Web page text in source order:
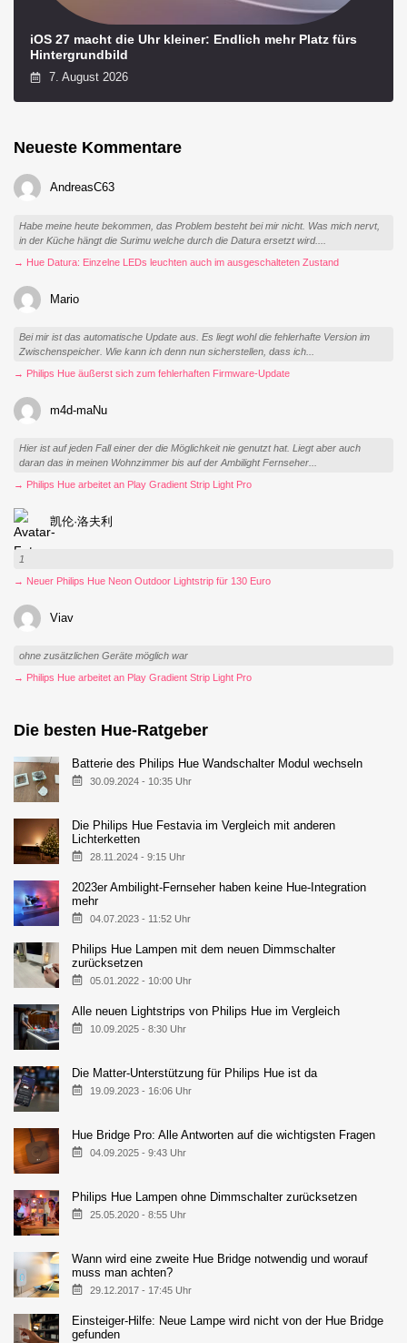
iOS 27 macht die Uhr kleiner: Endlich mehr Platz fürs
Hintergrundbild
7. August 2026
Neueste Kommentare
AndreasC63
Habe meine heute bekommen, das Problem besteht bei mir nicht. Was mich nervt,
in der Küche hängt die Surimu welche durch die Datura ersetzt wird....
→ Hue Datura: Einzelne LEDs leuchten auch im ausgeschalteten Zustand
Mario
Bei mir ist das automatische Update aus. Es liegt wohl die fehlerhafte Version im
Zwischenspeicher. Wie kann ich denn nun sicherstellen, dass ich...
→ Philips Hue äußerst sich zum fehlerhaften Firmware-Update
m4d-maNu
Hier ist auf jeden Fall einer der die Möglichkeit nie genutzt hat. Liegt aber auch
daran das in meinen Wohnzimmer bis auf der Ambilight Fernseher...
→ Philips Hue arbeitet an Play Gradient Strip Light Pro
凯伦·洛夫利
1
→ Neuer Philips Hue Neon Outdoor Lightstrip für 130 Euro
Viav
ohne zusätzlichen Geräte möglich war
→ Philips Hue arbeitet an Play Gradient Strip Light Pro
Die besten Hue-Ratgeber
Batterie des Philips Hue Wandschalter Modul wechseln
30.09.2024 - 10:35 Uhr
Die Philips Hue Festavia im Vergleich mit anderen
Lichterketten
28.11.2024 - 9:15 Uhr
2023er Ambilight-Fernseher haben keine Hue-Integration
mehr
04.07.2023 - 11:52 Uhr
Philips Hue Lampen mit dem neuen Dimmschalter
zurücksetzen
05.01.2022 - 10:00 Uhr
Alle neuen Lightstrips von Philips Hue im Vergleich
10.09.2025 - 8:30 Uhr
Die Matter-Unterstützung für Philips Hue ist da
19.09.2023 - 16:06 Uhr
Hue Bridge Pro: Alle Antworten auf die wichtigsten Fragen
04.09.2025 - 9:43 Uhr
Philips Hue Lampen ohne Dimmschalter zurücksetzen
25.05.2020 - 8:55 Uhr
Wann wird eine zweite Hue Bridge notwendig und worauf
muss man achten?
29.12.2017 - 17:45 Uhr
Einsteiger-Hilfe: Neue Lampe wird nicht von der Hue Bridge
gefunden